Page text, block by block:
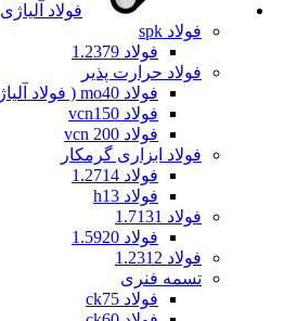
فولاد آلیاژی
فولاد spk
فولاد 1.2379
فولاد حرارت پذیر
فولاد mo40 ( فولاد آلیاژی 1.7225)
فولاد vcn150
فولاد vcn 200
فولاد ابزاری گرمکار
فولاد 1.2714
فولاد h13
فولاد 1.7131
فولاد 1.5920
فولاد 1.2312
تسمه فنری
فولاد ck75